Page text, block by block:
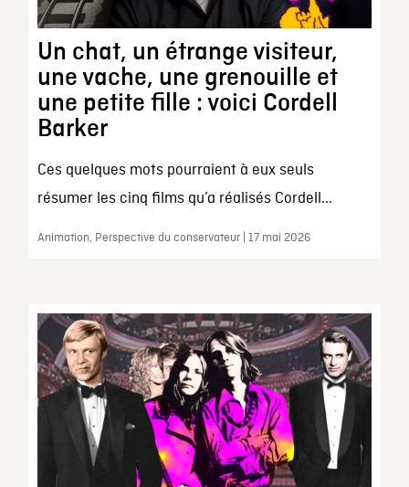
Un chat, un étrange visiteur,
une vache, une grenouille et
une petite fille : voici Cordell
Barker
Ces quelques mots pourraient à eux seuls
résumer les cinq films qu’a réalisés Cordell...
Animation, Perspective du conservateur | 17 mai 2026